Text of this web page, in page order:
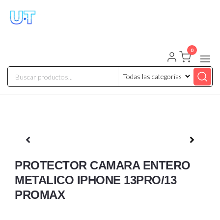
0
PROTECTOR CAMARA ENTERO
METALICO IPHONE 13PRO/13
PROMAX